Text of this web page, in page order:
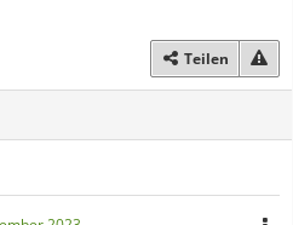
Teilen